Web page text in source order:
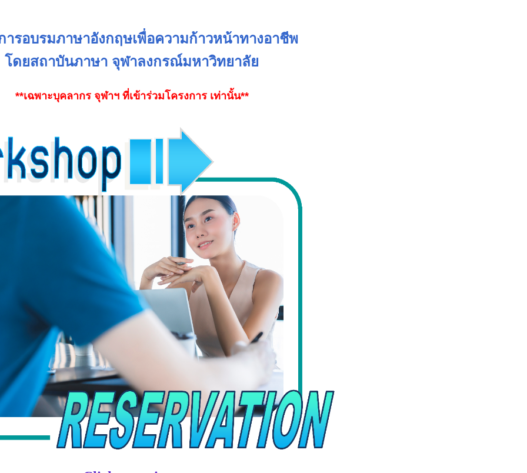
ารอบรมภาษาอังกฤษเพื่อความก้าวหน้าทางอาชีพ
โดยสถาบันภาษา จุฬาลงกรณ์มหาวิทยาลัย
**เฉพาะบุคลากร จุฬาฯ ที่เข้าร่วมโครงการ เท่านั้น**